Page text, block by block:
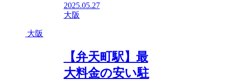
2025.05.27
大阪
大阪
【弁天町駅】最
大料金の安い駐